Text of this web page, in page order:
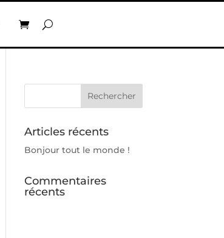
Articles récents
Bonjour tout le monde !
Commentaires
récents